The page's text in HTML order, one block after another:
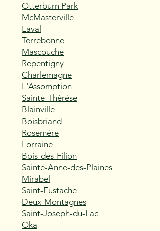
Otterburn Park
McMasterville
Laval
Terrebonne
Mascouche
Repentigny
Charlemagne
L'Assomption
Sainte-Thérèse
Blainville
Boisbriand
Rosemère
Lorraine
Bois-des-Filion
Sainte-Anne-des-Plaines
Mirabel
Saint-Eustache
Deux-Montagnes
Saint-Joseph-du-Lac
Oka